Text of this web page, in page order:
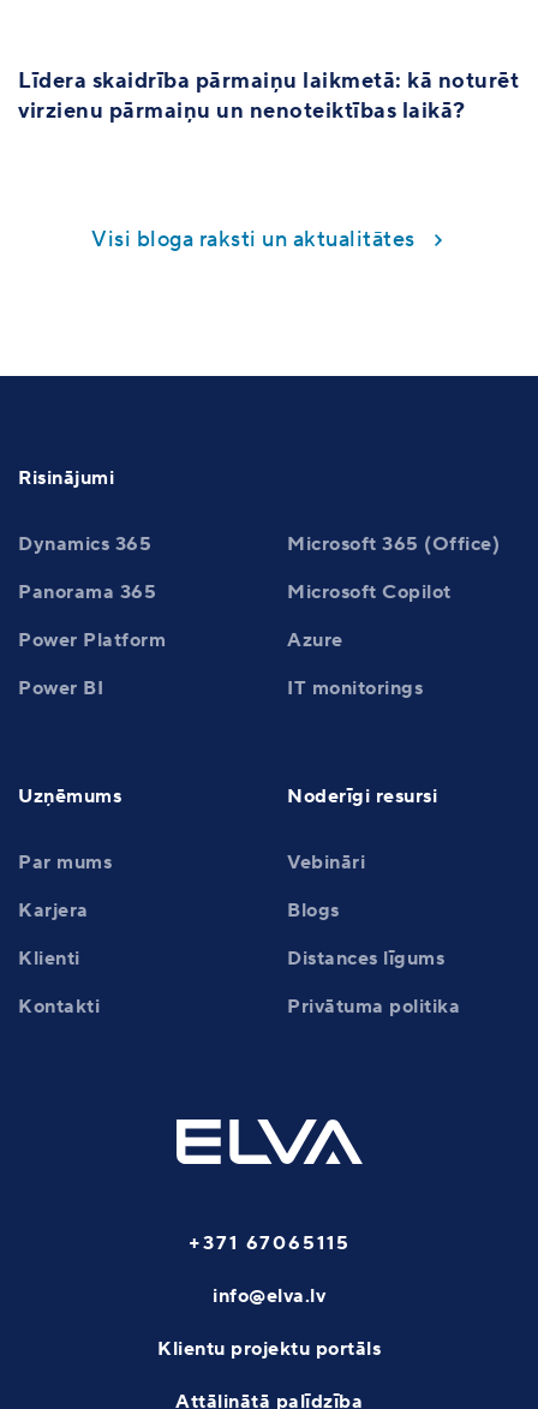
Līdera skaidrība pārmaiņu laikmetā: kā noturēt
virzienu pārmaiņu un nenoteiktības laikā?
Visi bloga raksti un aktualitātes
Risinājumi
Dynamics 365
Microsoft 365 (Office)
Panorama 365
Microsoft Copilot
Power Platform
Azure
Power BI
IT monitorings
Uzņēmums
Par mums
Karjera
Klienti
Kontakti
Noderīgi resursi
Vebināri
Blogs
Distances līgums
Privātuma politika
+371 67065115
info@elva.lv
Klientu projektu portāls
Attālinātā palīdzība